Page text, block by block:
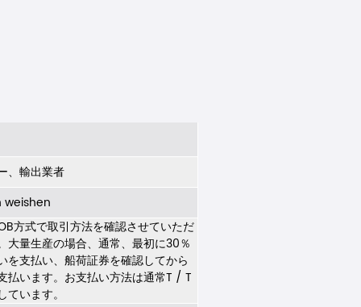
、輸出業者
weishen
方式で取引方法を確認させていただ
大量生産の場合、通常、最初に30％
を支払い、船荷証券を確認してから
払います。お支払い方法は通常T / T
ています。